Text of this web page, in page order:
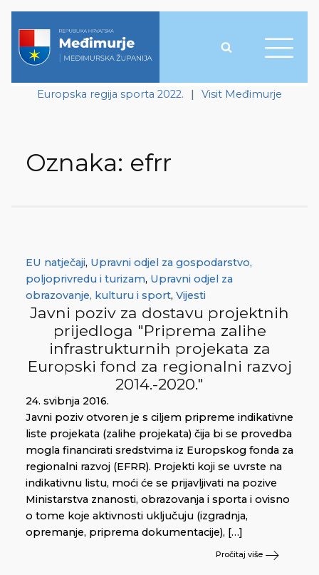
Europska regija sporta 2022. | Visit Međimurje
Oznaka: efrr
EU natječaji, Upravni odjel za gospodarstvo,
poljoprivredu i turizam, Upravni odjel za
obrazovanje, kulturu i sport, Vijesti
Javni poziv za dostavu projektnih
prijedloga "Priprema zalihe
infrastrukturnih projekata za
Europski fond za regionalni razvoj
2014.-2020."
24. svibnja 2016.
Javni poziv otvoren je s ciljem pripreme indikativne
liste projekata (zalihe projekata) čija bi se provedba
mogla financirati sredstvima iz Europskog fonda za
regionalni razvoj (EFRR). Projekti koji se uvrste na
indikativnu listu, moći će se prijavljivati na pozive
Ministarstva znanosti, obrazovanja i sporta i ovisno
o tome koje aktivnosti uključuju (izgradnja,
opremanje, priprema dokumentacije), […]
Pročitaj više